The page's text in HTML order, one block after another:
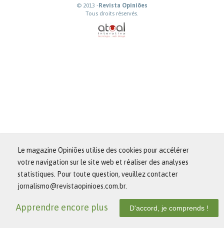
© 2013 -Revista Opiniões
Tous droits réservés.
Le magazine Opiniões utilise des cookies pour accélérer
votre navigation sur le site web et réaliser des analyses
statistiques. Pour toute question, veuillez contacter
jornalismo@revistaopinioes.com.br.
Apprendre encore plus D'accord, je comprends !